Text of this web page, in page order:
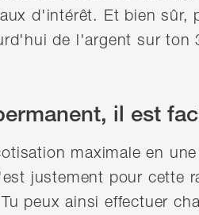
d'intérêt. Et bien sûr,
de l'argent sur ton
il est
maximale en
justement pour cette
peux ainsi effectuer